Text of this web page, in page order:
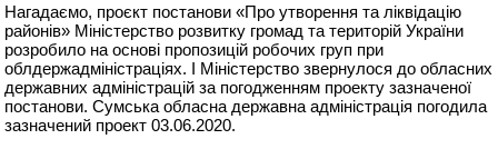
Нагадаємо, проєкт постанови «Про утворення та ліквідацію
районів» Міністерство розвитку громад та територій України
розробило на основі пропозицій робочих груп при
облдержадміністраціях. І Міністерство звернулося до обласних
державних адміністрацій за погодженням проекту зазначеної
постанови. Сумська обласна державна адміністрація погодила
зазначений проект 03.06.2020.